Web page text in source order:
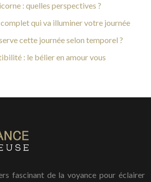
: quelles perspectives ?
qui va illuminer votre journée
cette journée selon temporel ?
: le bélier en amour vous
fascinant de la voyance pour éclairer